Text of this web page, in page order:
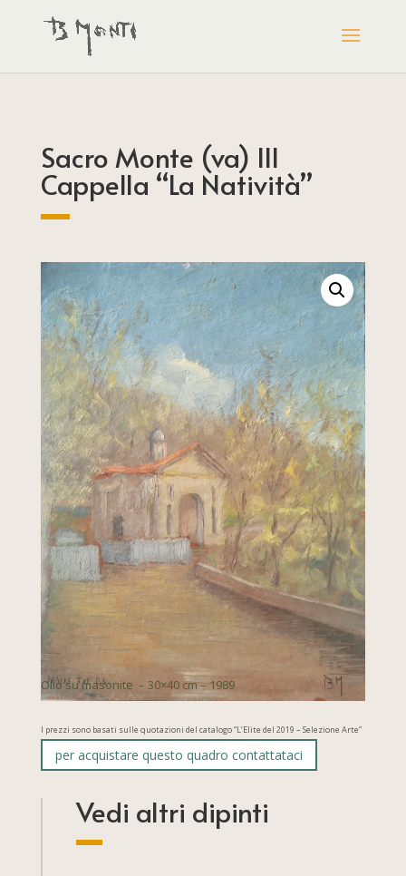
Sacro Monte (va) III
Cappella “La Natività”
Olio su masonite – 30×40 cm – 1989
I prezzi sono basati sulle quotazioni del catalogo “L’Elite del 2019 – Selezione Arte”
per acquistare questo quadro contattataci
Vedi altri dipinti